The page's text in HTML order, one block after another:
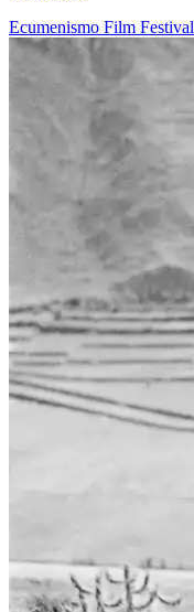
Ecumenismo Film Festival